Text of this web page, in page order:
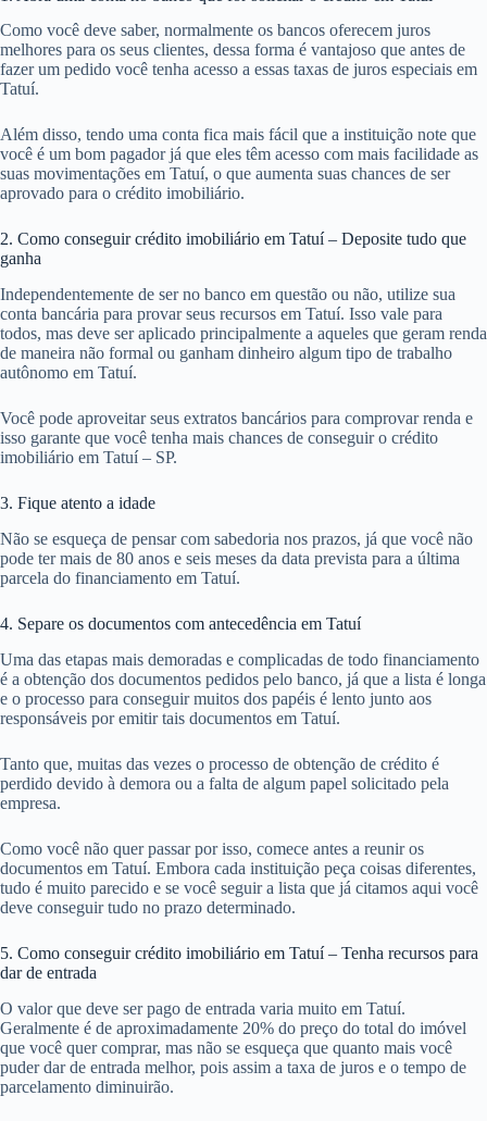
Como você deve saber, normalmente os bancos oferecem juros
melhores para os seus clientes, dessa forma é vantajoso que antes de
fazer um pedido você tenha acesso a essas taxas de juros especiais em
Tatuí.
Além disso, tendo uma conta fica mais fácil que a instituição note que
você é um bom pagador já que eles têm acesso com mais facilidade as
suas movimentações em Tatuí, o que aumenta suas chances de ser
aprovado para o crédito imobiliário.
2. Como conseguir crédito imobiliário em Tatuí – Deposite tudo que
ganha
Independentemente de ser no banco em questão ou não, utilize sua
conta bancária para provar seus recursos em Tatuí. Isso vale para
todos, mas deve ser aplicado principalmente a aqueles que geram renda
de maneira não formal ou ganham dinheiro algum tipo de trabalho
autônomo em Tatuí.
Você pode aproveitar seus extratos bancários para comprovar renda e
isso garante que você tenha mais chances de conseguir o crédito
imobiliário em Tatuí – SP.
3. Fique atento a idade
Não se esqueça de pensar com sabedoria nos prazos, já que você não
pode ter mais de 80 anos e seis meses da data prevista para a última
parcela do financiamento em Tatuí.
4. Separe os documentos com antecedência em Tatuí
Uma das etapas mais demoradas e complicadas de todo financiamento
é a obtenção dos documentos pedidos pelo banco, já que a lista é longa
e o processo para conseguir muitos dos papéis é lento junto aos
responsáveis por emitir tais documentos em Tatuí.
Tanto que, muitas das vezes o processo de obtenção de crédito é
perdido devido à demora ou a falta de algum papel solicitado pela
empresa.
Como você não quer passar por isso, comece antes a reunir os
documentos em Tatuí. Embora cada instituição peça coisas diferentes,
tudo é muito parecido e se você seguir a lista que já citamos aqui você
deve conseguir tudo no prazo determinado.
5. Como conseguir crédito imobiliário em Tatuí – Tenha recursos para
dar de entrada
O valor que deve ser pago de entrada varia muito em Tatuí.
Geralmente é de aproximadamente 20% do preço do total do imóvel
que você quer comprar, mas não se esqueça que quanto mais você
puder dar de entrada melhor, pois assim a taxa de juros e o tempo de
parcelamento diminuirão.